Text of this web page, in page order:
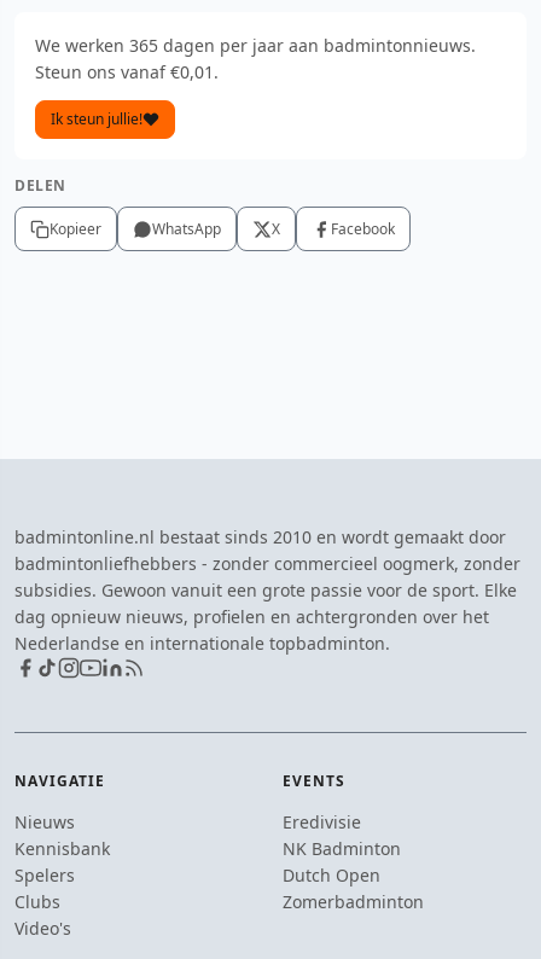
We werken 365 dagen per jaar aan badmintonnieuws.
Steun ons vanaf €0,01.
Ik steun jullie!
DELEN
Kopieer WhatsApp X Facebook
badmintonline.nl bestaat sinds 2010 en wordt gemaakt door
badmintonliefhebbers - zonder commercieel oogmerk, zonder
subsidies. Gewoon vanuit een grote passie voor de sport. Elke
dag opnieuw nieuws, profielen en achtergronden over het
Nederlandse en internationale topbadminton.
NAVIGATIE
Nieuws
Kennisbank
Spelers
Clubs
Video's
EVENTS
Eredivisie
NK Badminton
Dutch Open
Zomerbadminton